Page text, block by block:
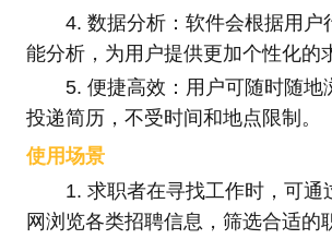
4. 数据分析：软件会根据用户
能分析，为用户提供更加个性化的
5. 便捷高效：用户可随时随地
投递简历，不受时间和地点限制。
使用场景
1. 求职者在寻找工作时，可通
网浏览各类招聘信息，筛选合适的